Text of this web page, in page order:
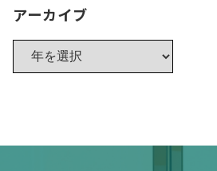
アーカイブ